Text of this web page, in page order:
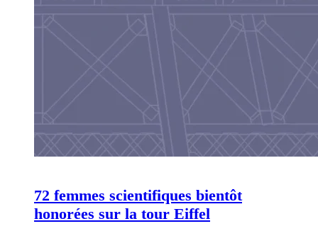
72 femmes scientifiques bientôt
honorées sur la tour Eiffel